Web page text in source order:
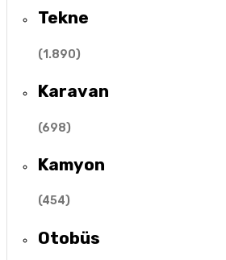
Tekne
(1.890)
Karavan
(698)
Kamyon
(454)
Otobüs